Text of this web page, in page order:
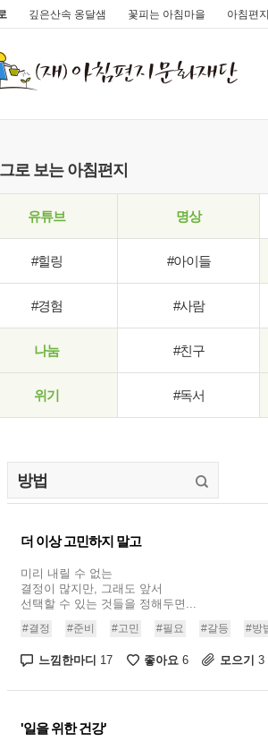
깊은산속 옹달샘 꽃피는 아침마을 아침편
로 보는 아침편지
유튜브 명상
#힐링 #아이들
#경험 #사람
나눔 #친구
위기 #독서
더 이상 고민하지 말고
미리 내릴 수 없는
결정이 많지만, 그래도 앞서
선택할 수 있는 것들을 정해두면...
#결정 #준비 #고민 #필요 #갈등 #방
느낌한마디 17 좋아요 6 모으기 3
'일을 위한 건강'